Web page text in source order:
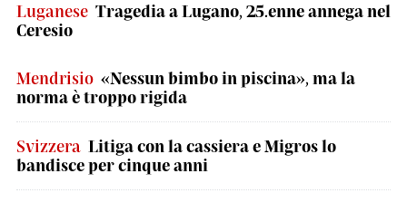
Luganese Tragedia a Lugano, 25.enne annega nel
Ceresio
Mendrisio «Nessun bimbo in piscina», ma la
norma è troppo rigida
Svizzera Litiga con la cassiera e Migros lo
bandisce per cinque anni